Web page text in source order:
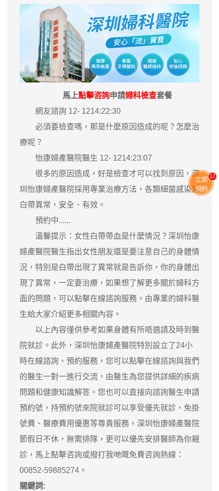
馬上點擊咨詢申請婦科檢查套餐
網友諮詢 12- 1214:22:30
必須要檢查嗎，那是什麼原因造成的呢？怎麼治
療呢？
怡康婦產醫院醫生 12- 1214:23:07
很多的原因造成，好是檢查才可以找到原因，深
圳怡康婦產醫院採用專業治療方法，各類細菌感染類
白帶異常，安全、有效。
預約中......
溫馨提示：女性白帶帶血是什麼情況？深圳怡康
婦產醫院醫生指出女性朋友還是要注意自己的身體情
況，特別是白帶出現了異常就是告訴你，你的身體出
現了異常，一定要治療，如果想了解更多關於婦科方
面的問題，可以點擊在線諮詢服務，由專業的婦科醫
生給大家介紹更多相關內容。
以上內容僅供參考如果身體有所唔適請及時到醫
院就診。此外，深圳怡康婦產醫院特別設立了24小
時在線諮詢、預約服務，您可以點擊在線諮詢與我們
的醫生一對一進行交流，由醫生為您提供詳細的疾病
問題和健康知識解答。您也可以直接向諮詢醫生申請
預約號，持預約號來院就診可以享受優先就診、免掛
號費、醫療費用優惠等尊貴服務。深圳怡康婦產醫院
節假日不休，無需排隊，更可以優先安排醫師為你親
診，馬上點擊咨詢或撥打我哋嘅免費咨詢熱線：
00852-59885274。
關鍵詞:
立即
預約
13